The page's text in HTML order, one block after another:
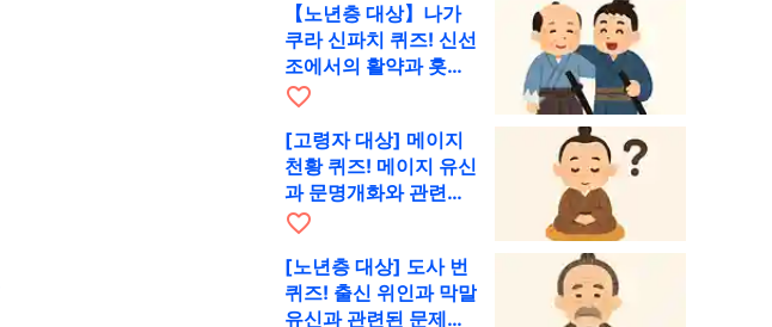
개최
【노년층 대상】나가
쿠라 신파치 퀴즈! 신선
조에서의 활약과 홋카
이도에서의 만년을 출
favorite_border
[고령자 대상] 메이지
천황 퀴즈! 메이지 유신
과 문명개화와 관련된
문제를 출제
favorite_border
[노년층 대상] 도사 번
퀴즈! 출신 위인과 막말
유신과 관련된 문제를